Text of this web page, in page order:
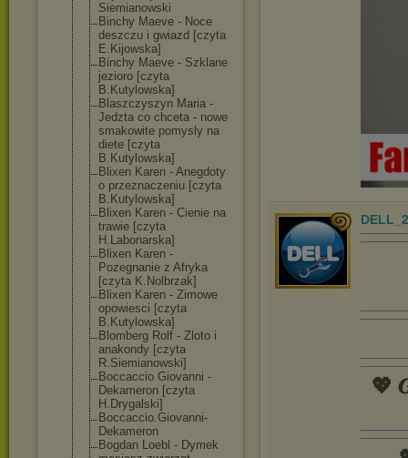
Siemianowski
Binchy Maeve - Noce
deszczu i gwiazd [czyta
E.Kijowska]
Binchy Maeve - Szklane
jezioro [czyta
B.Kutylowska]
Blaszczyszyn Maria -
Jedzta co chceta - nowe
smakowite pomysly na
diete [czyta
B.Kutylowska]
Blixen Karen - Anegdoty
o przeznaczeniu [czyta
B.Kutylowska]
Blixen Karen - Cienie na
trawie [czyta
H.Labonarska]
Blixen Karen -
Pozegnanie z Afryka
[czyta K.Nolbrzak]
Blixen Karen - Zimowe
opowiesci [czyta
B.Kutylowska]
Blomberg Rolf - Zloto i
anakondy [czyta
R.Siemianowski]
Boccaccio Giovanni -
Dekameron [czyta
H.Drygalski]
Boccaccio.Giovanni-
Dekameron
Bogdan Loebl - Dymek
💖